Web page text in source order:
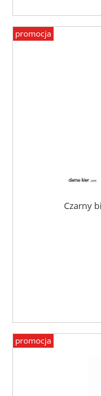
Czarny
promocja
promocja